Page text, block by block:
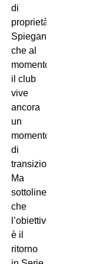
di
proprietà.
Spiegando
che al
momento
il club
vive
ancora
un
momento
di
transizione.
Ma
sottolineando
che
l’obiettivo
è il
ritorno